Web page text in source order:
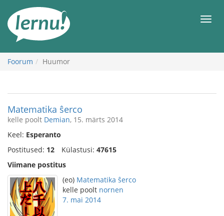
juurde
Foorum Huumor
Matematika ŝerco
kelle poolt Demian, 15. märts 2014
Keel: Esperanto
Postitused: 12 Külastusi: 47615
Viimane postitus
(eo) Matematika ŝerco
kelle poolt nornen
7. mai 2014